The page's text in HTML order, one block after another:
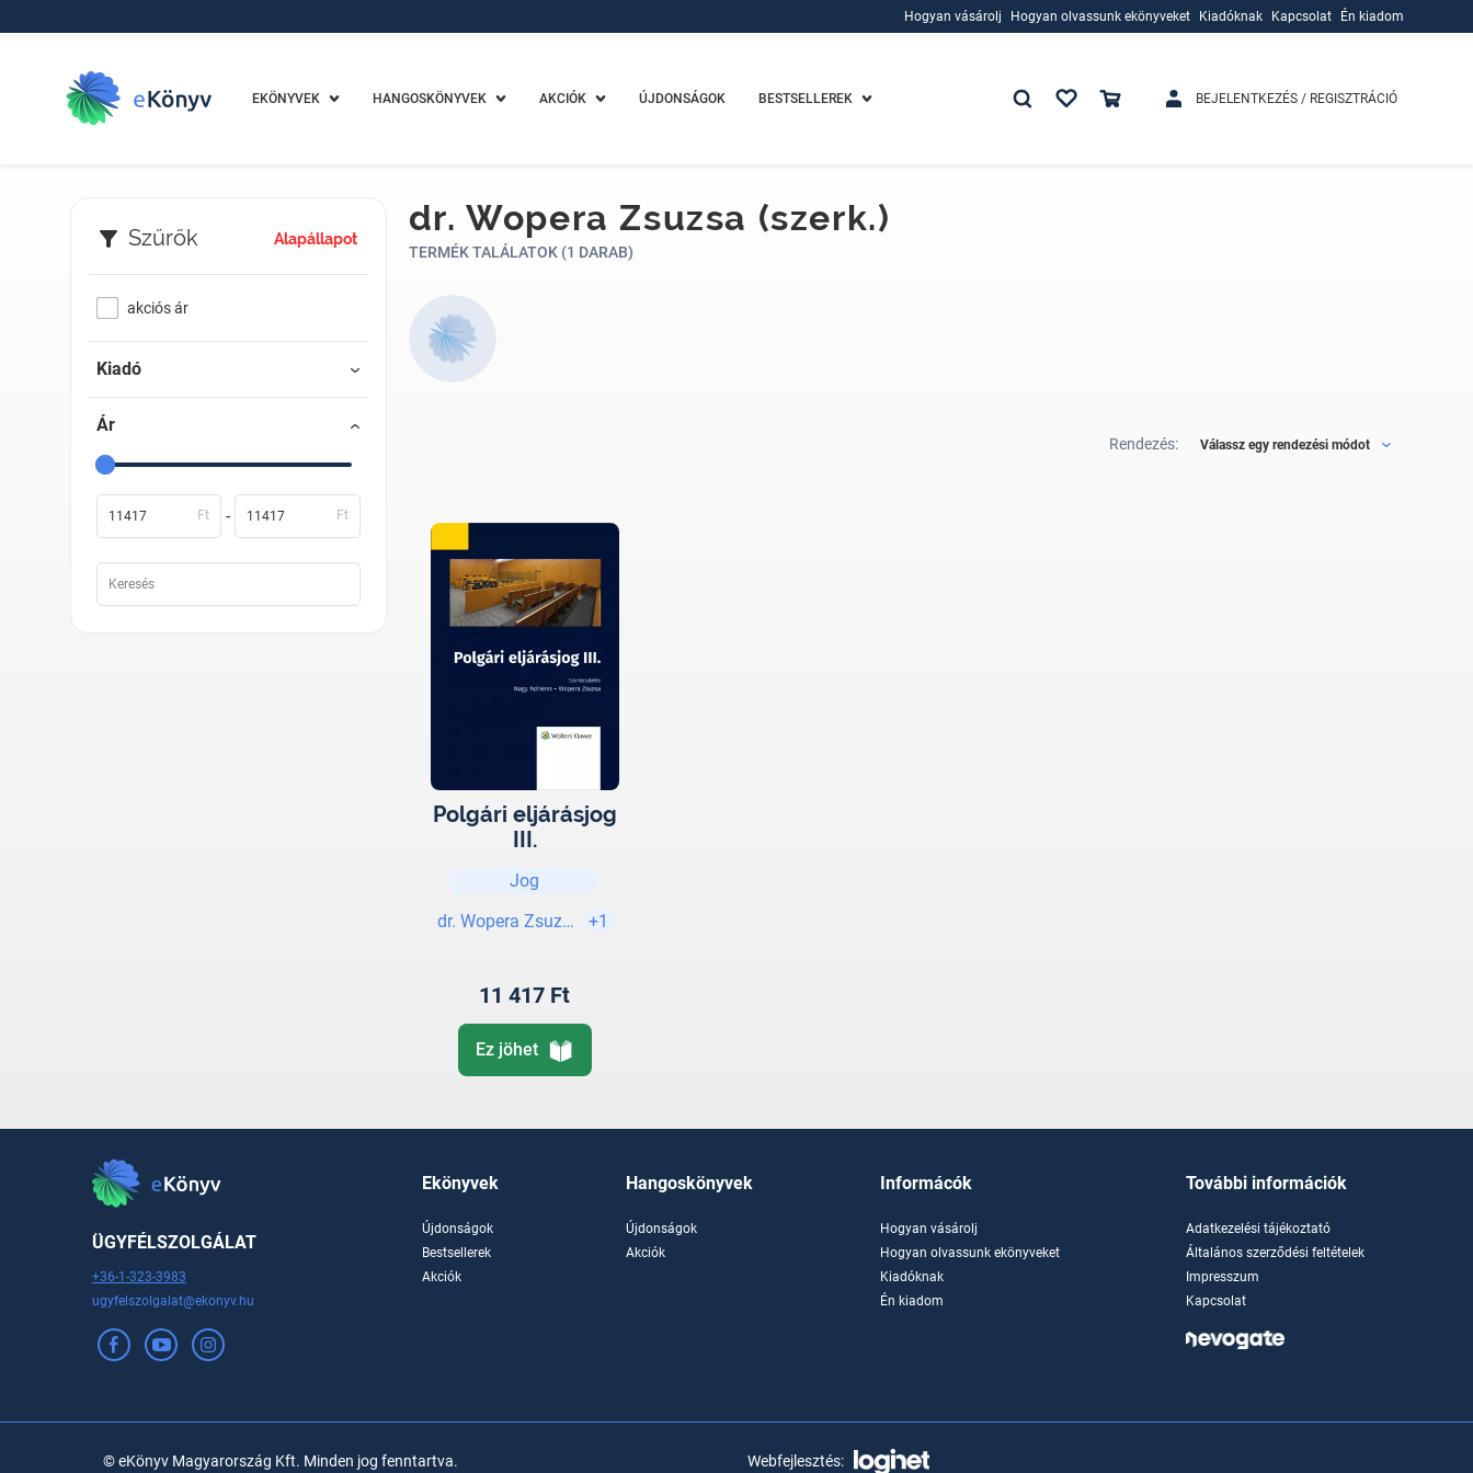
Hogyan vásárolj
Hogyan olvassunk ekönyveket
Kiadóknak
Kapcsolat Én kiadom
EKÖNYVEK HANGOSKÖNYVEK AKCIÓK ÚJDONSÁGOK BESTSELLEREK BEJELENTKEZÉS / REGISZTRÁCIÓ
Szűrők Alapállapot
akciós ár
Kiadó
Ár
Ft - Ft
dr. Wopera Zsuzsa (szerk.)
TERMÉK TALÁLATOK (1 DARAB)
Rendezés: Válassz egy rendezési módot
Polgári eljárásjog
III.
Jog
dr. Wopera Zsuzsa (szerk.)
+1
11 417 Ft
Ez jöhet
ÜGYFÉLSZOLGÁLAT
+36-1-323-3983
ugyfelszolgalat@ekonyv.hu
Ekönyvek
Újdonságok
Bestsellerek
Akciók
Hangoskönyvek
Újdonságok
Akciók
Informácók
Hogyan vásárolj
Hogyan olvassunk ekönyveket
Kiadóknak
Én kiadom
További információk
Adatkezelési tájékoztató
Általános szerződési feltételek
Impresszum
Kapcsolat
© eKönyv Magyarország Kft. Minden jog fenntartva. Webfejlesztés: